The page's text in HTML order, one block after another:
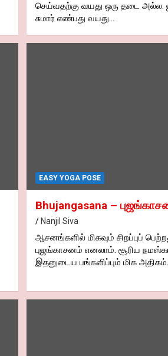
செய்வதற்கு வயது ஒரு தடை அல்ல.
சுமார் எண்பது வயது…
EASY YOGA POSE
Bhujangasana –
Nanjil Siva
ஆசனங்களில் மிகவும் சிறப்புப்
புஜங்காசனம் எனலாம். சூரிய
இதனுடைய பங்களிப்பும் மிக